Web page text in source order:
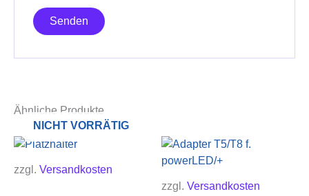
Ähnliche Produkte
NICHT VORRÄTIG
zzgl. Versandkosten
zzgl. Versandkosten